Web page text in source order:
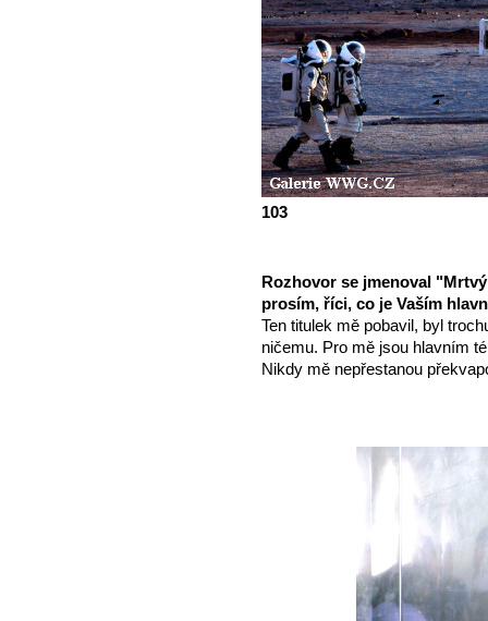
103
Rozhovor se jmenoval
prosím, říci, co je Vaším
Ten titulek mě pobavil, byl
ničemu. Pro mě jsou hlavním
Nikdy mě nepřestanou